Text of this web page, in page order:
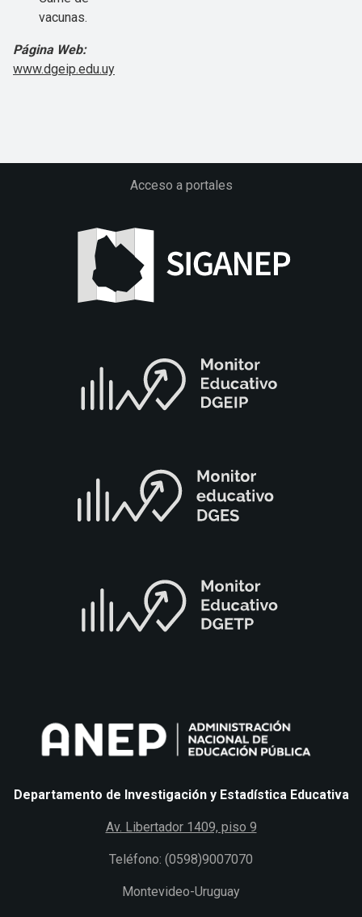
vacunas.
Página Web:
www.dgeip.edu.uy
Acceso a portales
Departamento de Investigación y Estadística Educativa
Av. Libertador 1409, piso 9
Teléfono: (0598)9007070
Montevideo-Uruguay